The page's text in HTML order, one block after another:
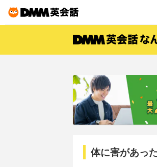
体に害があっ